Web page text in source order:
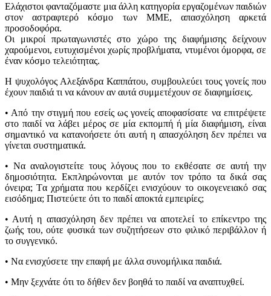
Ελάχιστοι φανταζόμαστε μια άλλη κατηγορία εργαζομένων παιδιών
στον αστραφτερό κόσμο των ΜΜΕ, απασχόληση αρκετά
προσοδοφόρα.
Οι μικροί πρωταγωνιστές στο χώρο της διαφήμισης δείχνουν
χαρούμενοι, ευτυχισμένοι χωρίς προβλήματα, ντυμένοι όμορφα, σε
έναν κόσμο τελειότητας.
Η ψυχολόγος Αλεξάνδρα Καππάτου, συμβουλεύει τους γονείς που
έχουν παιδιά τι να κάνουν αν αυτά συμμετέχουν σε διαφημίσεις.
• Από την στιγμή που εσείς ως γονείς αποφασίσατε να επιτρέψετε
στο παιδί να λάβει μέρος σε μία εκπομπή ή μία διαφήμιση, είναι
σημαντικό να κατανοήσετε ότι αυτή η απασχόληση δεν πρέπει να
γίνεται συστηματικά.
• Να αναλογιστείτε τους λόγους που το εκθέσατε σε αυτή την
δημοσιότητα. Εκπληρώνονται με αυτόν τον τρόπο τα δικά σας
όνειρα; Τα χρήματα που κερδίζει ενισχύουν το οικογενειακό σας
εισόδημα; Πιστεύετε ότι το παιδί αποκτά εμπειρίες;
• Αυτή η απασχόληση δεν πρέπει να αποτελεί το επίκεντρο της
ζωής του, ούτε φυσικά των συζητήσεων στο φιλικό περιβάλλον ή
το συγγενικό.
• Να ενισχύσετε την επαφή με άλλα συνομήλικα παιδιά.
• Μην ξεχνάτε ότι το δήθεν δεν βοηθά το παιδί να αναπτυχθεί.